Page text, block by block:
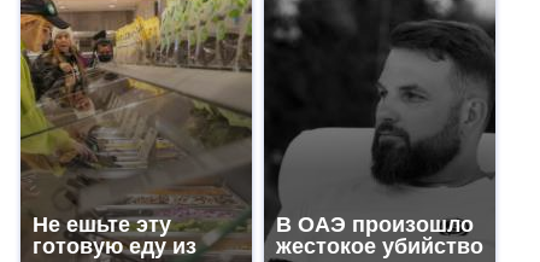
Не ешьте эту
готовую еду из
В ОАЭ произошло
жестокое убийство